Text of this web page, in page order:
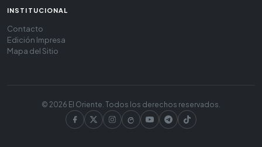
INSTITUCIONAL
Contacto
Edición Impresa
Mapa del Sitio
© 2026 El Oriente. Todos los derechos reservados.